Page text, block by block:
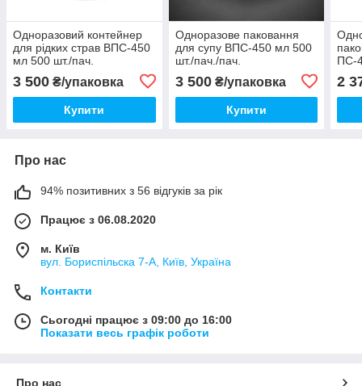
Одноразовий контейнер
для рідких страв ВПС-450
мл 500 шт./пач.
3 500 ₴/упаковка
Купити
Одноразове паковання
для супу ВПС-450 мл 500
шт./пач./пач.
3 500₴/упаковка
Купити
ПС-
2
Про нас
94% позитивних з 56 відгуків за рік
Працює з 06.08.2020
м. Київ
вул. Бориспільска 7-А, Київ, Україна
Контакти
Сьогодні працює з 09:00 до 16:00
Показати весь графік роботи
Про нас